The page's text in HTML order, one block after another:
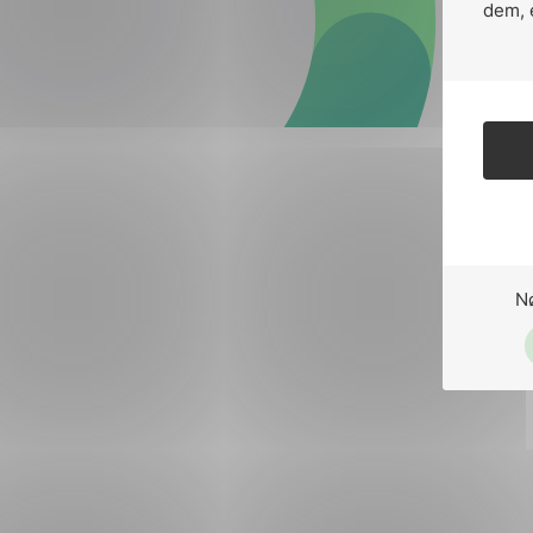
dem,
Forsvar og beredskap
Industri og automatisering
Lavspenning
Maritime elinstallasjoner